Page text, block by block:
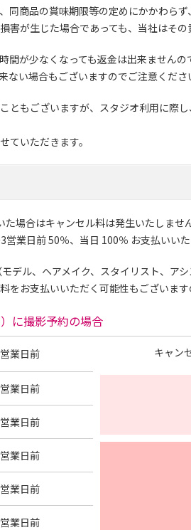
同商品の賞味期限等の定めにかかわら
が生じた場合であっても、当社はその
が少なくなっても返金は出来ませんの
い場合もございますのでご注意くださ
ともございますが、スタジオ利用に際
ていただきます。
場合はキャンセル料は発生いたしません
業日前 50％、当日 100％ お支払いいた
デル、ヘアメイク、スタイリスト、ア
をお支払いいただく可能性もございます
に撮影予約の場合
業日前 キャン
業日前
業日前
業日前
業日前
業日前